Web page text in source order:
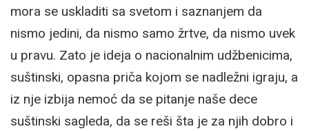
mora se uskladiti sa svetom i saznanjem da
nismo jedini, da nismo samo žrtve, da nismo uvek
u pravu. Zato je ideja o nacionalnim udžbenicima,
suštinski, opasna priča kojom se nadležni igraju, a
iz nje izbija nemoć da se pitanje naše dece
suštinski sagleda, da se reši šta je za njih dobro i